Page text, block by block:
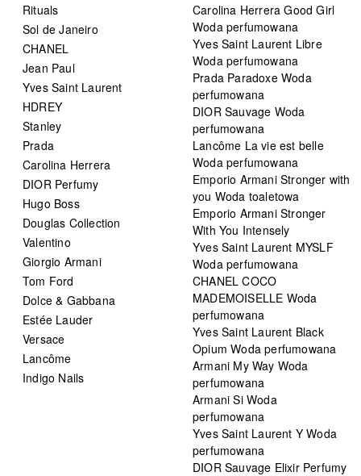
Rituals
Sol de Janeiro
CHANEL
Jean Paul
Yves Saint Laurent
HDREY
Stanley
Prada
Carolina Herrera
DIOR Perfumy
Hugo Boss
Douglas Collection
Valentino
Giorgio Armani
Tom Ford
Dolce & Gabbana
Estée Lauder
Versace
Lancôme
Indigo Nails
Carolina Herrera Good Girl
Woda perfumowana
Yves Saint Laurent Libre
Woda perfumowana
Prada Paradoxe Woda
perfumowana
DIOR Sauvage Woda
perfumowana
Lancôme La vie est belle
Woda perfumowana
Emporio Armani Stronger with
you Woda toaletowa
Emporio Armani Stronger
With You Intensely
Yves Saint Laurent MYSLF
Woda perfumowana
CHANEL COCO
MADEMOISELLE Woda
perfumowana
Yves Saint Laurent Black
Opium Woda perfumowana
Armani My Way Woda
perfumowana
Armani Si Woda
perfumowana
Yves Saint Laurent Y Woda
perfumowana
DIOR Sauvage Elixir Perfumy